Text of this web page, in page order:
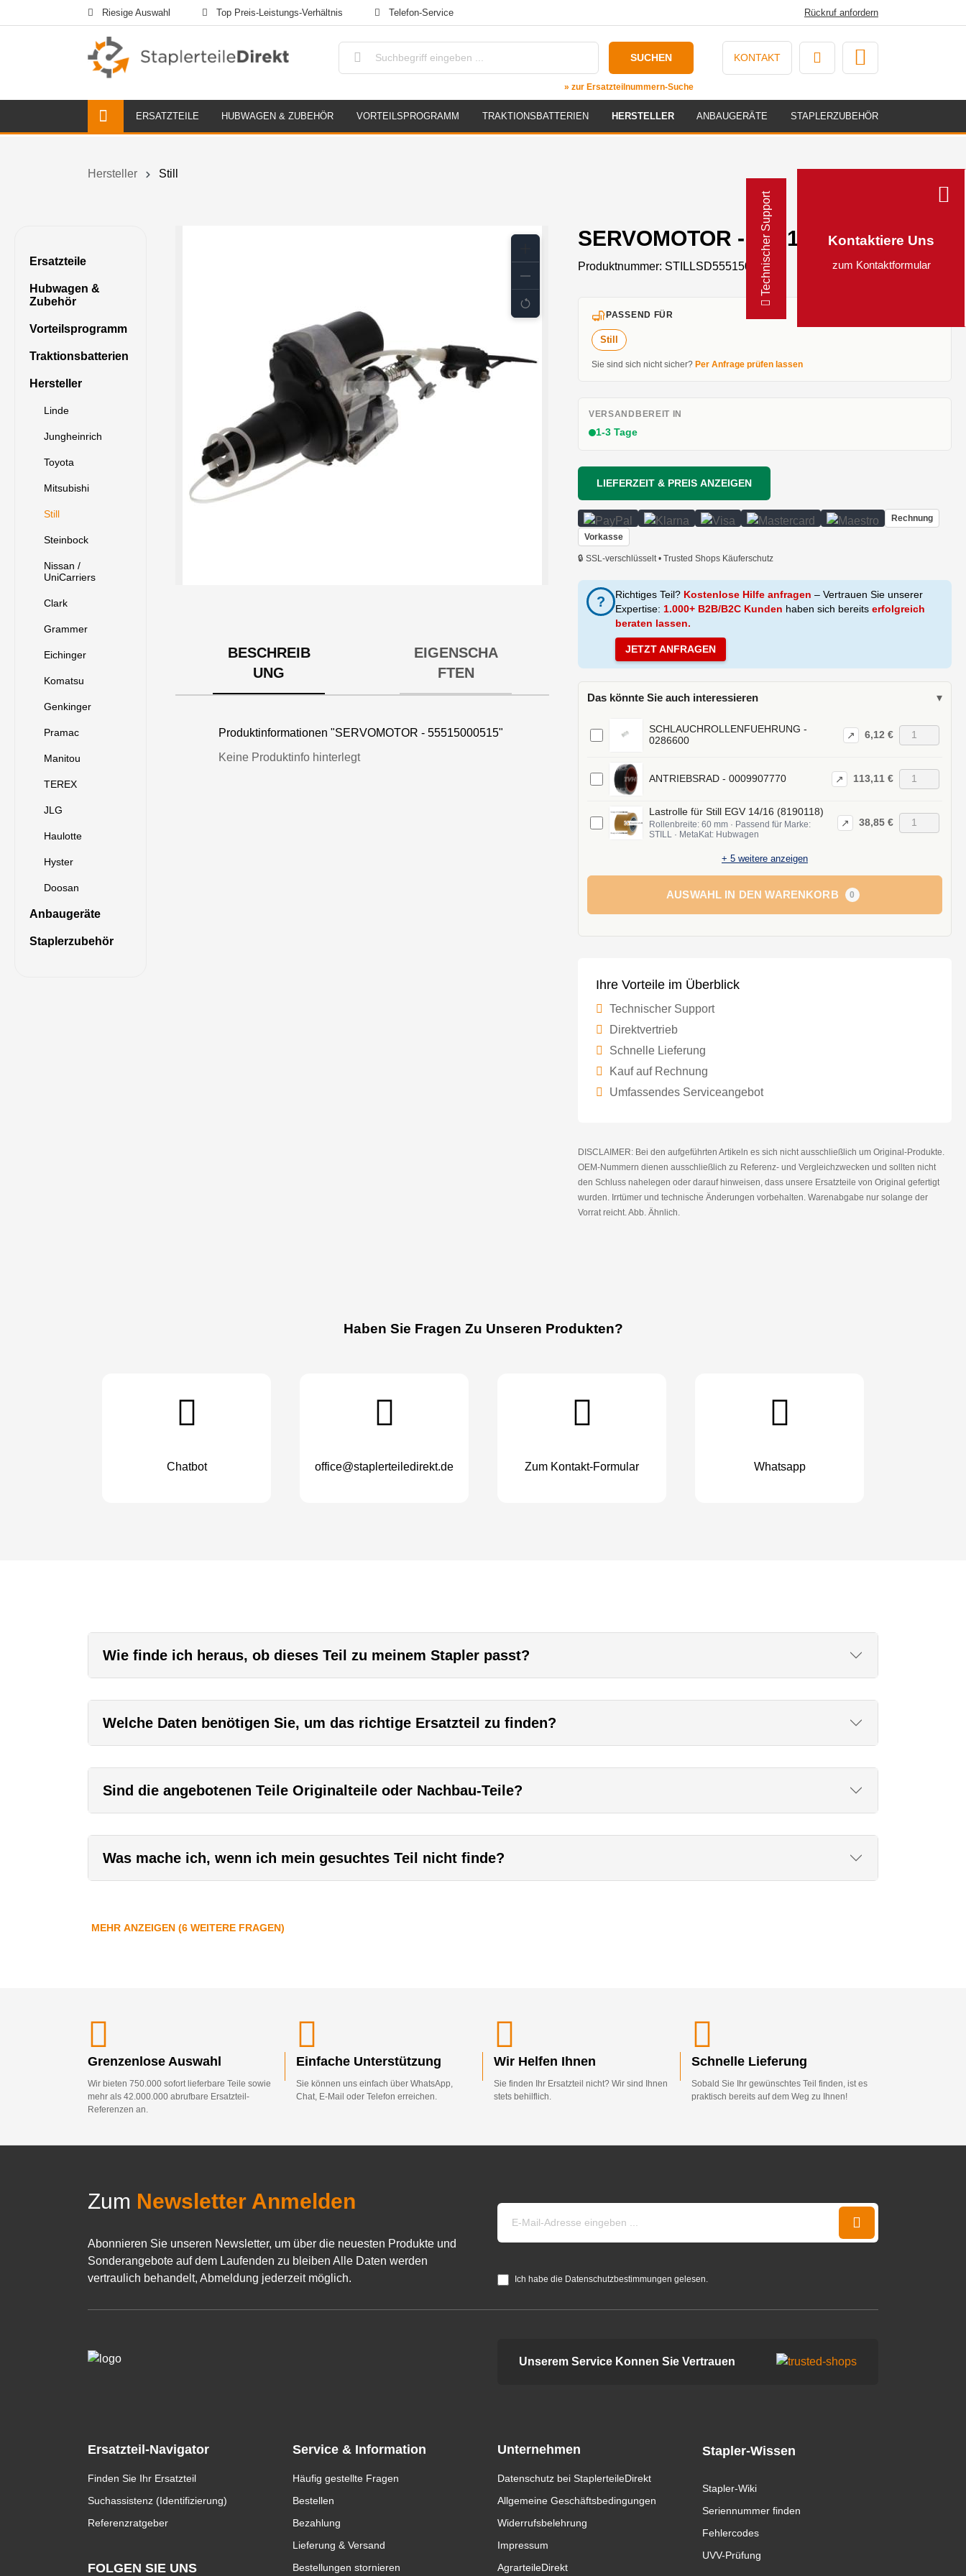
Riesige Auswahl Top Preis-Leistungs-Verhältnis Telefon-Service Rückruf anfordern
Technischer Support Kontaktiere Uns
zum Kontaktformular
SUCHEN
» zur Ersatzteilnummern-Suche
KONTAKT
ERSATZTEILE HUBWAGEN & ZUBEHÖR VORTEILSPROGRAMM TRAKTIONSBATTERIEN HERSTELLER ANBAUGERÄTE STAPLERZUBEHÖR
Hersteller Still
Ersatzteile
Hubwagen &
Zubehör
Vorteilsprogramm
Traktionsbatterien
Hersteller
Linde
Jungheinrich
Toyota
Mitsubishi
Still
Steinbock
Nissan /
UniCarriers
Clark
Grammer
Eichinger
Komatsu
Genkinger
Pramac
Manitou
TEREX
JLG
Haulotte
Hyster
Doosan
Anbaugeräte
Staplerzubehör
BESCHREIB
UNG
EIGENSCHA
FTEN
Produktinformationen "SERVOMOTOR - 55515000515"
Keine Produktinfo hinterlegt
SERVOMOTOR - 55515000515
Produktnummer: STILLSD55515000515
PASSEND FÜR
Still
Sie sind sich nicht sicher? Per Anfrage prüfen lassen
VERSANDBEREIT IN
1-3 Tage
LIEFERZEIT & PREIS ANZEIGEN
Rechnung
Vorkasse
🔒 SSL-verschlüsselt • Trusted Shops Käuferschutz
? Richtiges Teil? Kostenlose Hilfe anfragen – Vertrauen Sie unserer
Expertise: 1.000+ B2B/B2C Kunden haben sich bereits erfolgreich
beraten lassen.
JETZT ANFRAGEN
Das könnte Sie auch interessieren ▾
SCHLAUCHROLLENFUEHRUNG -
0286600
↗ 6,12 €
ANTRIEBSRAD - 0009907770 ↗ 113,11 €
Lastrolle für Still EGV 14/16 (8190118)
Rollenbreite: 60 mm · Passend für Marke:
STILL · MetaKat: Hubwagen
↗ 38,85 €
+ 5 weitere anzeigen
AUSWAHL IN DEN WARENKORB 0
Ihre Vorteile im Überblick
Technischer Support
Direktvertrieb
Schnelle Lieferung
Kauf auf Rechnung
Umfassendes Serviceangebot
DISCLAIMER: Bei den aufgeführten Artikeln es sich nicht ausschließlich um Original-Produkte.
OEM-Nummern dienen ausschließlich zu Referenz- und Vergleichzwecken und sollten nicht
den Schluss nahelegen oder darauf hinweisen, dass unsere Ersatzteile von Original gefertigt
wurden. Irrtümer und technische Änderungen vorbehalten. Warenabgabe nur solange der
Vorrat reicht. Abb. Ähnlich.
Haben Sie Fragen Zu Unseren Produkten?
Chatbot office@staplerteiledirekt.de Zum Kontakt-Formular Whatsapp
Wie finde ich heraus, ob dieses Teil zu meinem Stapler passt?
Welche Daten benötigen Sie, um das richtige Ersatzteil zu finden?
Sind die angebotenen Teile Originalteile oder Nachbau-Teile?
Was mache ich, wenn ich mein gesuchtes Teil nicht finde?
MEHR ANZEIGEN (6 WEITERE FRAGEN)
Grenzenlose Auswahl
Wir bieten 750.000 sofort lieferbare Teile sowie
mehr als 42.000.000 abrufbare Ersatzteil-
Referenzen an.
Einfache Unterstützung
Sie können uns einfach über WhatsApp,
Chat, E-Mail oder Telefon erreichen.
Wir Helfen Ihnen
Sie finden Ihr Ersatzteil nicht? Wir sind Ihnen
stets behilflich.
Schnelle Lieferung
Sobald Sie Ihr gewünschtes Teil finden, ist es
praktisch bereits auf dem Weg zu Ihnen!
Zum Newsletter Anmelden
Abonnieren Sie unseren Newsletter, um über die neuesten Produkte und
Sonderangebote auf dem Laufenden zu bleiben Alle Daten werden
vertraulich behandelt, Abmeldung jederzeit möglich.
Ich habe die Datenschutzbestimmungen gelesen.
Unserem Service Konnen Sie Vertrauen
Ersatzteil-Navigator
Finden Sie Ihr Ersatzteil
Suchassistenz (Identifizierung)
Referenzratgeber
FOLGEN SIE UNS
Service & Information
Häufig gestellte Fragen
Bestellen
Bezahlung
Lieferung & Versand
Bestellungen stornieren
Unternehmen
Datenschutz bei StaplerteileDirekt
Allgemeine Geschäftsbedingungen
Widerrufsbelehrung
Impressum
AgrarteileDirekt
Stapler-Wissen
Stapler-Wiki
Seriennummer finden
Fehlercodes
UVV-Prüfung